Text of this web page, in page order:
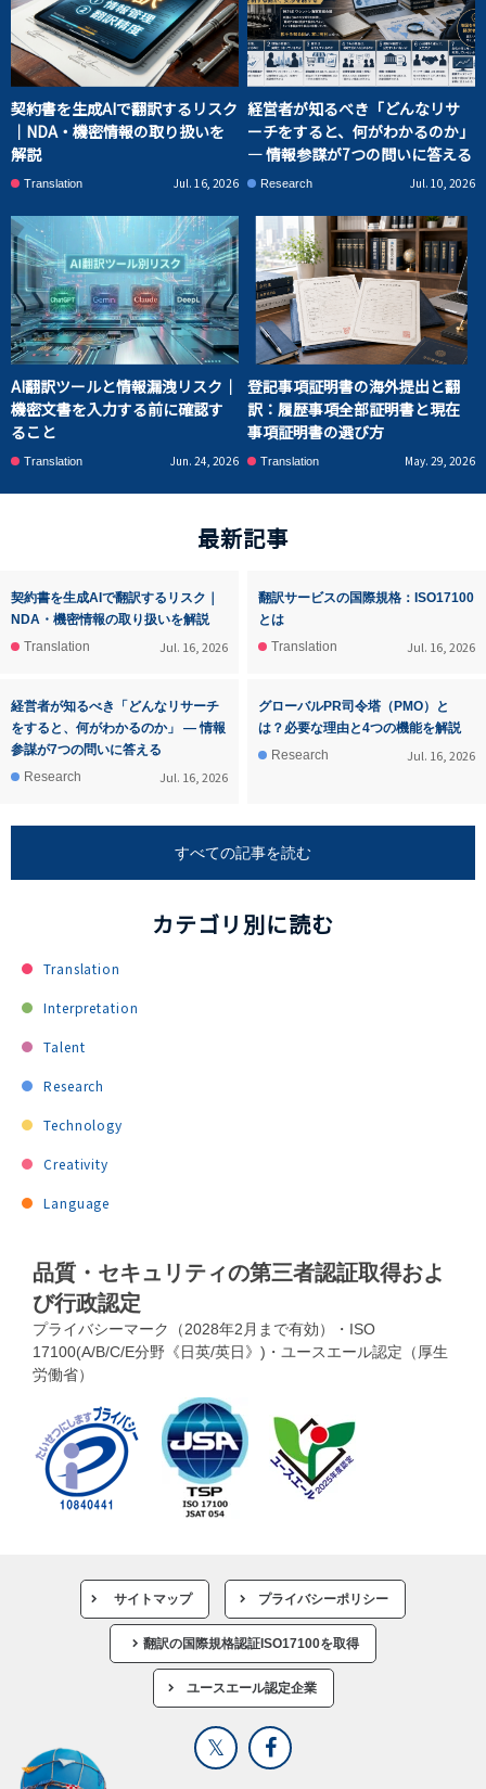
契約書を生成AIで翻訳するリスク
｜NDA・機密情報の取り扱いを
解説
Translation Jul. 16, 2026
経営者が知るべき「どんなリサ
ーチをすると、何がわかるのか」
― 情報参謀が7つの問いに答える
Research Jul. 10, 2026
AI翻訳ツールと情報漏洩リスク｜
機密文書を入力する前に確認す
ること
Translation Jun. 24, 2026
登記事項証明書の海外提出と翻
訳：履歴事項全部証明書と現在
事項証明書の選び方
Translation May. 29, 2026
最新記事
契約書を生成AIで翻訳するリスク｜
NDA・機密情報の取り扱いを解説
Translation
Jul. 16, 2026
翻訳サービスの国際規格：ISO17100
とは
Translation
Jul. 16, 2026
経営者が知るべき「どんなリサーチ
をすると、何がわかるのか」 ― 情報
参謀が7つの問いに答える
Research
Jul. 16, 2026
グローバルPR司令塔（PMO）と
は？必要な理由と4つの機能を解説
Research
Jul. 16, 2026
すべての記事を読む
カテゴリ別に読む
Translation
Interpretation
Talent
Research
Technology
Creativity
Language
品質・セキュリティの第三者認証取得およ
び行政認定
プライバシーマーク（2028年2月まで有効）・ISO
17100(A/B/C/E分野《日英/英日》)・ユースエール認定（厚生
労働省）
サイトマップ プライバシーポリシー
翻訳の国際規格認証ISO17100を取得
ユースエール認定企業